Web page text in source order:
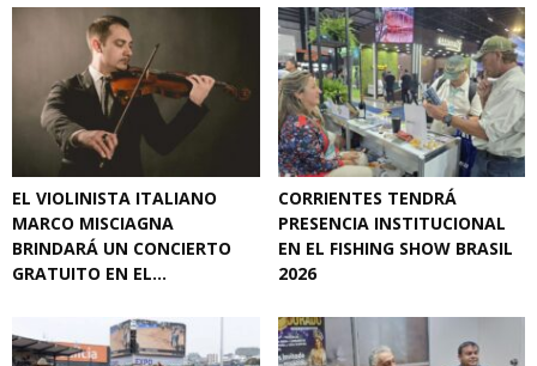
EL VIOLINISTA ITALIANO
MARCO MISCIAGNA
BRINDARÁ UN CONCIERTO
GRATUITO EN EL...
CORRIENTES TENDRÁ
PRESENCIA INSTITUCIONAL
EN EL FISHING SHOW BRASIL
2026